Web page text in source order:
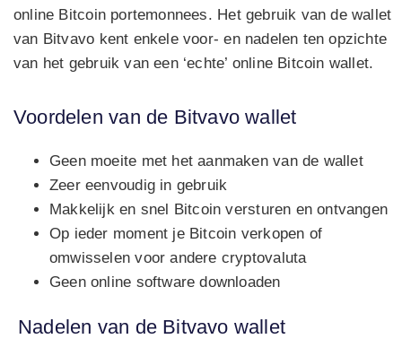
online Bitcoin portemonnees. Het gebruik van de wallet
van Bitvavo kent enkele voor- en nadelen ten opzichte
van het gebruik van een ‘echte’ online Bitcoin wallet.
Voordelen van de Bitvavo wallet
Geen moeite met het aanmaken van de wallet
Zeer eenvoudig in gebruik
Makkelijk en snel Bitcoin versturen en ontvangen
Op ieder moment je Bitcoin verkopen of
omwisselen voor andere cryptovaluta
Geen online software downloaden
Nadelen van de Bitvavo wallet